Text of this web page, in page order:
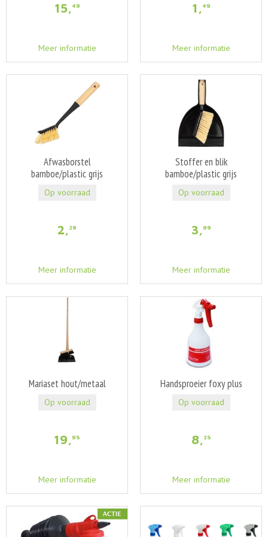
15,49
Meer informatie
1 ,49
Meer informatie
Afwasborstel
bamboe/plastic grijs
2,29
Meer informatie
Op voorraad
Stoffer en blik
bamboe/plastic grijs
3,99
Meer informatie
Op voorraad
Mariaset hout/metaal
19,95
Meer informatie
Op voorraad
Handsproeier foxy plus
8,25
Meer informatie
Op voorraad